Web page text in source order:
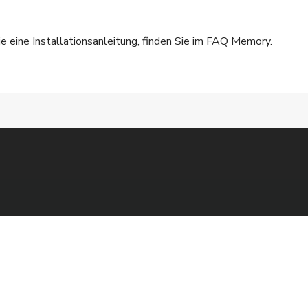
eine Installationsanleitung, finden Sie im FAQ Memory.